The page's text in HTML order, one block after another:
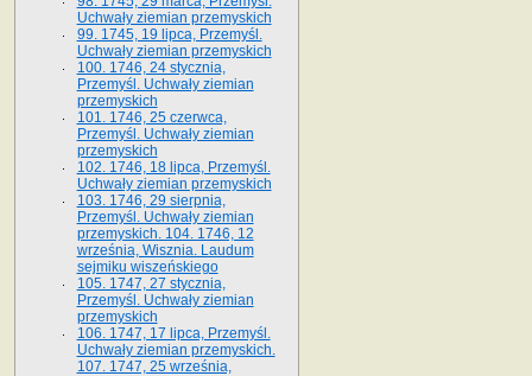
Uchwały ziemian przemyskich
99. 1745, 19 lipca, Przemyśl.
Uchwały ziemian przemyskich
100. 1746, 24 stycznia,
Przemyśl. Uchwały ziemian
przemyskich
101. 1746, 25 czerwca,
Przemyśl. Uchwały ziemian
przemyskich
102. 1746, 18 lipca, Przemyśl.
Uchwały ziemian przemyskich
103. 1746, 29 sierpnia,
Przemyśl. Uchwały ziemian
przemyskich. 104. 1746, 12
września, Wisznia. Laudum
sejmiku wiszeńskiego
105. 1747, 27 stycznia,
Przemyśl. Uchwały ziemian
przemyskich
106. 1747, 17 lipca, Przemyśl.
Uchwały ziemian przemyskich.
107. 1747, 25 września,